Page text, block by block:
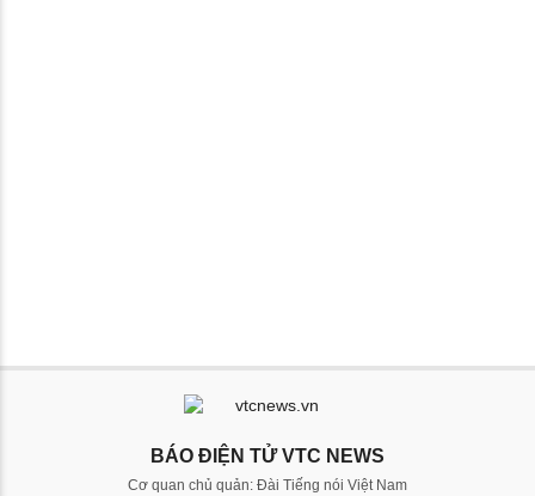
BÁO ĐIỆN TỬ VTC NEWS
Cơ quan chủ quản: Đài Tiếng nói Việt Nam